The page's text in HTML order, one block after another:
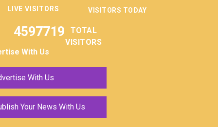
LIVE VISITORS VISITORS TODAY
4597719
TOTAL
VISITORS
With Us
With Us
Your News With Us